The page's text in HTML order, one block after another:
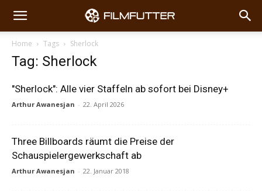
Home Tags Sherlock
Tag: Sherlock
"Sherlock": Alle vier Staffeln ab sofort bei Disney+
Arthur Awanesjan - 22. April 2026
Three Billboards räumt die Preise der
Schauspielergewerkschaft ab
Arthur Awanesjan - 22. Januar 2018